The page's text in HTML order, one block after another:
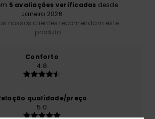
5 avaliações verificadas desde
Janeiro 2026
nossos clientes recomendam este
produto
Conforto
4.8
qualidade/preço
5.0